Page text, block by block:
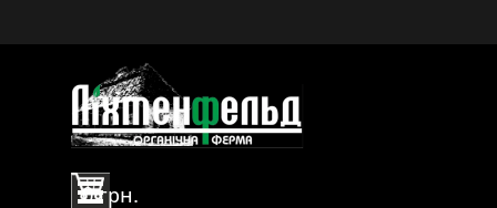
Пропустити меню
0 грн.